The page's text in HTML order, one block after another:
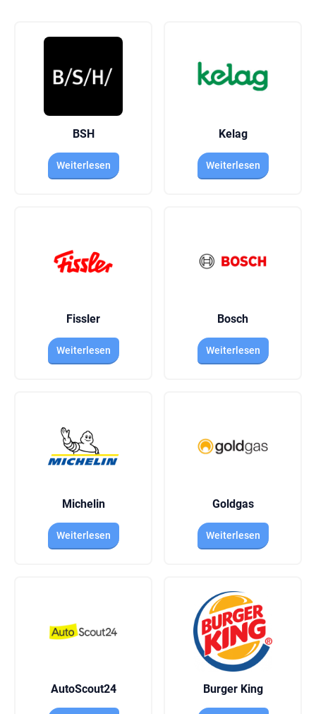
BSH
Weiterlesen
Kelag
Weiterlesen
Fissler
Weiterlesen
Bosch
Weiterlesen
Michelin
Weiterlesen
Goldgas
Weiterlesen
AutoScout24 Burger King